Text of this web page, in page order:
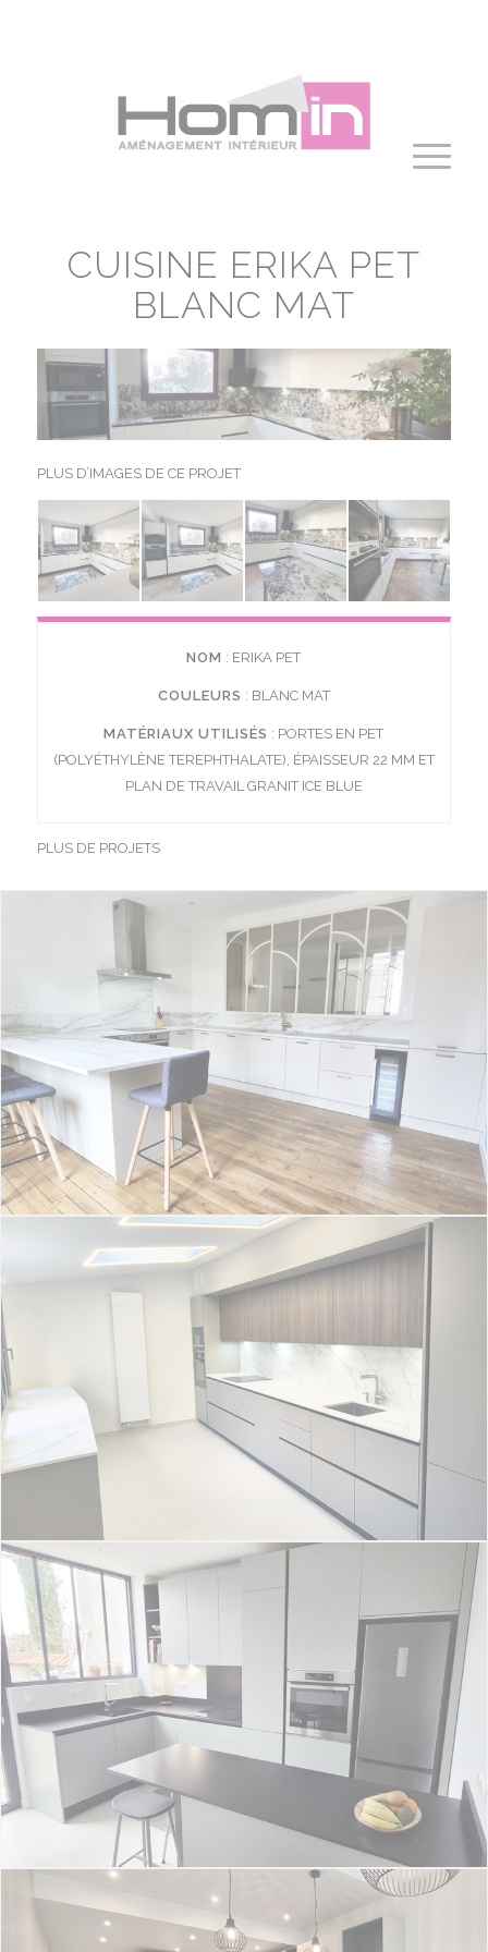
CUISINE ERIKA PET
BLANC MAT
PLUS D’IMAGES DE CE PROJET
NOM : ERIKA PET
COULEURS : BLANC MAT
MATÉRIAUX UTILISÉS : PORTES EN PET
(POLYÉTHYLÈNE TEREPHTHALATE), ÉPAISSEUR 22 MM ET
PLAN DE TRAVAIL GRANIT ICE BLUE
PLUS DE PROJETS